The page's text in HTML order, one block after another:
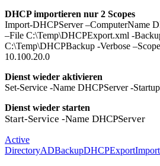
DHCP importieren nur 2 Scopes
Import-DHCPServer –ComputerName
–File C:\Temp\DHCPExport.xml -
C:\Temp\DHCPBackup -Verbose
10.100.20.0
Dienst wieder aktivieren
Set-Service -Name DHCPServer -
Dienst wieder starten
Start-Service -Name DHCPServer
Active
DirectoryADBackupDHCPExportImport